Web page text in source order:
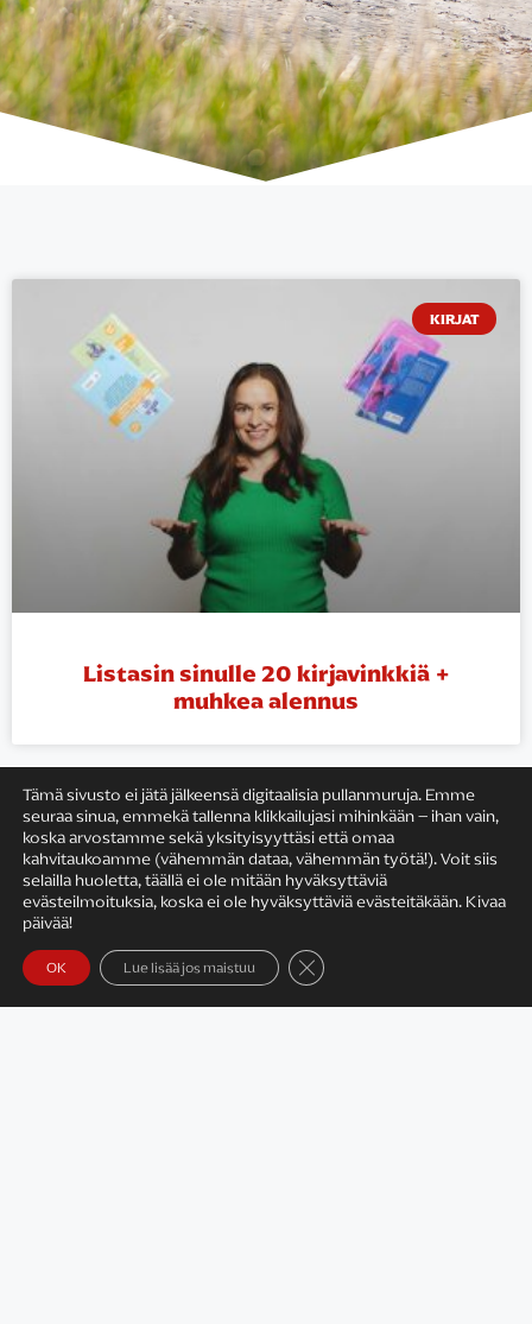
KIRJAT
Listasin sinulle 20 kirjavinkkiä +
muhkea alennus
KIRJAILIJAN TYÖ
Tämä sivusto ei jätä jälkeensä digitaalisia pullanmuruja. Emme
seuraa sinua, emmekä tallenna klikkailujasi mihinkään – ihan vain,
koska arvostamme sekä yksityisyyttäsi että omaa
kahvitaukoamme (vähemmän dataa, vähemmän työtä!). Voit siis
selailla huoletta, täällä ei ole mitään hyväksyttäviä
evästeilmoituksia, koska ei ole hyväksyttäviä evästeitäkään. Kivaa
päivää!
OK Lue lisää jos maistuu Sulje evästebanneri